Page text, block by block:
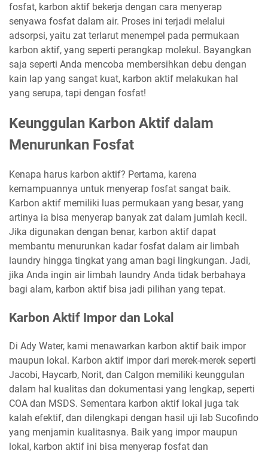
fosfat, karbon aktif bekerja dengan cara menyerap
senyawa fosfat dalam air. Proses ini terjadi melalui
adsorpsi, yaitu zat terlarut menempel pada permukaan
karbon aktif, yang seperti perangkap molekul. Bayangkan
saja seperti Anda mencoba membersihkan debu dengan
kain lap yang sangat kuat, karbon aktif melakukan hal
yang serupa, tapi dengan fosfat!
Keunggulan Karbon Aktif dalam
Menurunkan Fosfat
Kenapa harus karbon aktif? Pertama, karena
kemampuannya untuk menyerap fosfat sangat baik.
Karbon aktif memiliki luas permukaan yang besar, yang
artinya ia bisa menyerap banyak zat dalam jumlah kecil.
Jika digunakan dengan benar, karbon aktif dapat
membantu menurunkan kadar fosfat dalam air limbah
laundry hingga tingkat yang aman bagi lingkungan. Jadi,
jika Anda ingin air limbah laundry Anda tidak berbahaya
bagi alam, karbon aktif bisa jadi pilihan yang tepat.
Karbon Aktif Impor dan Lokal
Di Ady Water, kami menawarkan karbon aktif baik impor
maupun lokal. Karbon aktif impor dari merek-merek seperti
Jacobi, Haycarb, Norit, dan Calgon memiliki keunggulan
dalam hal kualitas dan dokumentasi yang lengkap, seperti
COA dan MSDS. Sementara karbon aktif lokal juga tak
kalah efektif, dan dilengkapi dengan hasil uji lab Sucofindo
yang menjamin kualitasnya. Baik yang impor maupun
lokal, karbon aktif ini bisa menyerap fosfat dan